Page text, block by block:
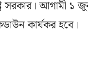
সরকার। আগামী ১
কার্যকর হবে।